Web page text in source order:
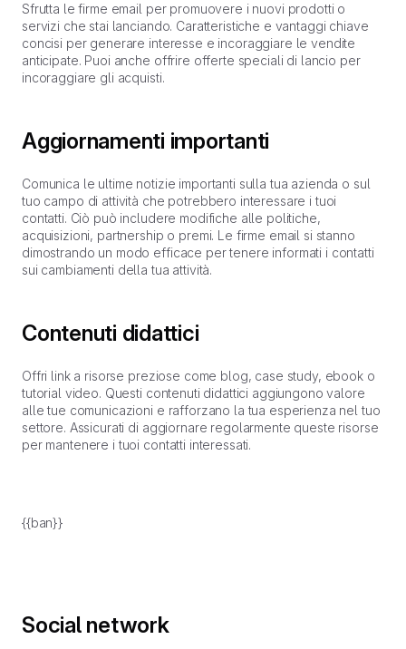
Sfrutta le firme email per promuovere i nuovi prodotti o
servizi che stai lanciando. Caratteristiche e vantaggi chiave
concisi per generare interesse e incoraggiare le vendite
anticipate. Puoi anche offrire offerte speciali di lancio per
incoraggiare gli acquisti.
Aggiornamenti importanti
Comunica le ultime notizie importanti sulla tua azienda o sul
tuo campo di attività che potrebbero interessare i tuoi
contatti. Ciò può includere modifiche alle politiche,
acquisizioni, partnership o premi. Le firme email si stanno
dimostrando un modo efficace per tenere informati i contatti
sui cambiamenti della tua attività.
Contenuti didattici
Offri link a risorse preziose come blog, case study, ebook o
tutorial video. Questi contenuti didattici aggiungono valore
alle tue comunicazioni e rafforzano la tua esperienza nel tuo
settore. Assicurati di aggiornare regolarmente queste risorse
per mantenere i tuoi contatti interessati.
{{ban}}
Social network